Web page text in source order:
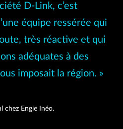
D-Link, c’est
équipe ressérée qui
très réactive et qui
adéquates à des
imposait la région. »
chez Engie Inéo.